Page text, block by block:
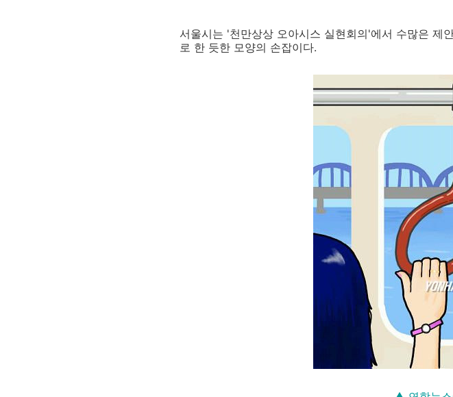
서울시는 '천만상상 오아시스 실현회의'에서 수많은 제
로 한 듯한 모양의 손잡이다.